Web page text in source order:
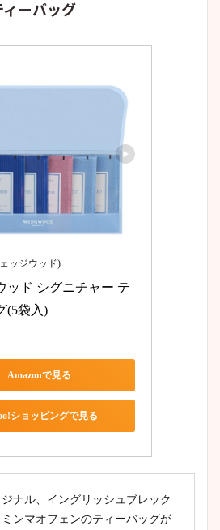
ーバッグ
ッジウッド)
ッド シグニチャー テ
(5袋入)
Amazonで見る
ショッピングで見る
ナル、イングリッシュブレック
ンマオフェンのティーバッグが